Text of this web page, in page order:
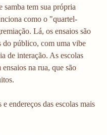
samba tem sua própria
como o "quartel-
Lá, os ensaios são
do público, com uma vibe
de interação. As escolas
na rua, que são
e endereços das escolas mais